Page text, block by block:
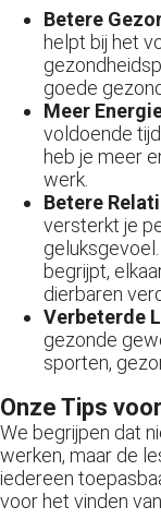
Betere
helpt bij het
goede
Meer
voldoende
heb je meer
werk.
Betere
versterkt je
begrijpt,
dierbaren
Verbeterde
gezonde
sporten,
Onze Tips
We begrijpen dat
werken, maar de
iedereen
voor het vinden